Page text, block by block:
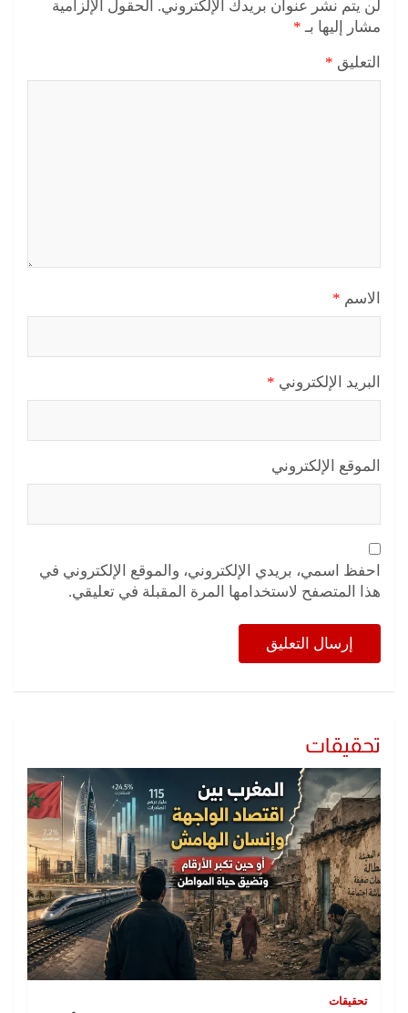
لن يتم نشر عنوان بريدك الإلكتروني. الحقول الإلزامية
مشار إليها بـ *
التعليق *
الاسم *
البريد الإلكتروني *
الموقع الإلكتروني
احفظ اسمي، بريدي الإلكتروني، والموقع الإلكتروني في
هذا المتصفح لاستخدامها المرة المقبلة في تعليقي.
تحقيقات
تحقيقات